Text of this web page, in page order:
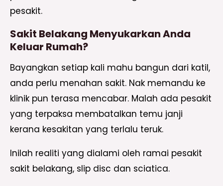
pesakit.
Sakit Belakang Menyukarkan Anda
Keluar Rumah?
Bayangkan setiap kali mahu bangun dari katil,
anda perlu menahan sakit. Nak memandu ke
klinik pun terasa mencabar. Malah ada pesakit
yang terpaksa membatalkan temu janji
kerana kesakitan yang terlalu teruk.
Inilah realiti yang dialami oleh ramai pesakit
sakit belakang, slip disc dan sciatica.